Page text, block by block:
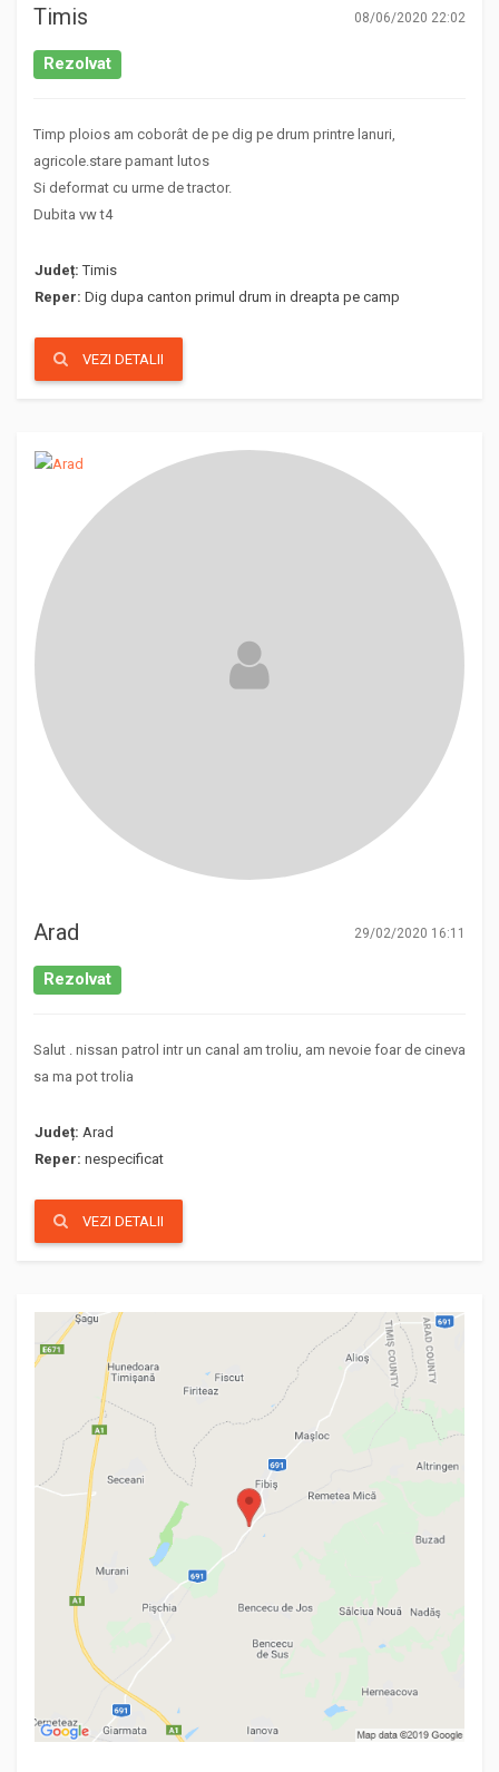
Timis 08/06/2020 22:02
Rezolvat
Timp ploios am coborât de pe dig pe drum printre lanuri,
agricole.stare pamant lutos
Si deformat cu urme de tractor.
Dubita vw t4
Județ: Timis
Reper: Dig dupa canton primul drum in dreapta pe camp
VEZI DETALII
Arad 29/02/2020 16:11
Rezolvat
Salut . nissan patrol intr un canal am troliu, am nevoie foar de cineva
sa ma pot trolia
Județ: Arad
Reper: nespecificat
VEZI DETALII